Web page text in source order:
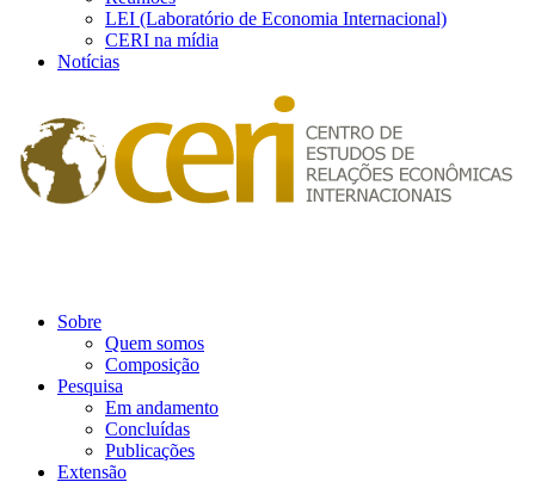
LEI (Laboratório de Economia Internacional)
CERI na mídia
Notícias
Sobre
Quem somos
Composição
Pesquisa
Em andamento
Concluídas
Publicações
Extensão